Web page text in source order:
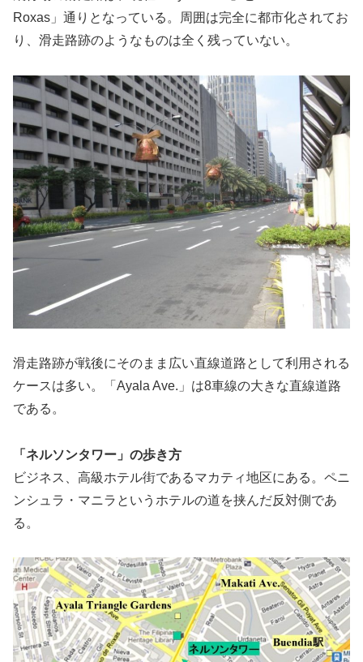
Roxas」通りとなっている。周囲は完全に都市化されてお
り、滑走路跡のようなものは全く残っていない。
滑走路跡が戦後にそのまま広い直線道路として利用される
ケースは多い。「Ayala Ave.」は8車線の大きな直線道路
である。
「ネルソンタワー」の歩き方
ビジネス、高級ホテル街であるマカティ地区にある。ペニ
ンシュラ・マニラというホテルの道を挟んだ反対側であ
る。